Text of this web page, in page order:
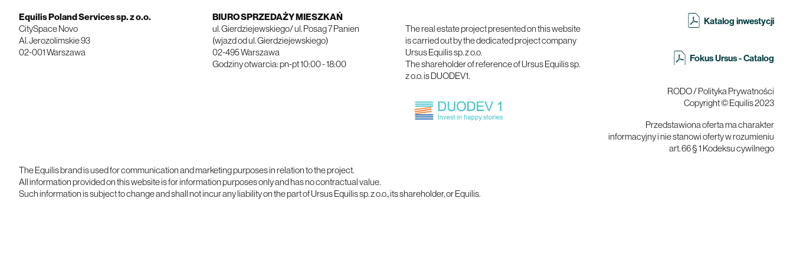
Equilis Poland Services sp. z o.o.
​​​​​​​CitySpace Novo
Al. Jerozolimskie 93
02-001 Warszawa
BIURO SPRZEDAŻY MIESZKAŃ
ul. Gierdziejewskiego/ ul. Posag 7 Panien
(wjazd od ul. Gierdziejewskiego)
02-495 Warszawa
Godziny otwarcia: pn-pt 10:00 - 18:00
The real estate project presented on this website
is carried out by the dedicated project company
Ursus Equilis sp. z o.o.
The shareholder of reference of Ursus Equilis sp.
z o.o. is DUODEV1.
Katalog inwestycji
Fokus Ursus - Catalog
RODO / Polityka Prywatności
Copyright © Equilis 2023
Przedstawiona oferta ma charakter
informacyjny i nie stanowi oferty w rozumieniu
art. 66 § 1 Kodeksu cywilnego
The Equilis brand is used for communication and marketing purposes in relation to the project.
All information provided on this website is for information purposes only and has no contractual value.
Such information is subject to change and shall not incur any liability on the part of Ursus Equilis sp. z o.o., its shareholder, or Equilis.